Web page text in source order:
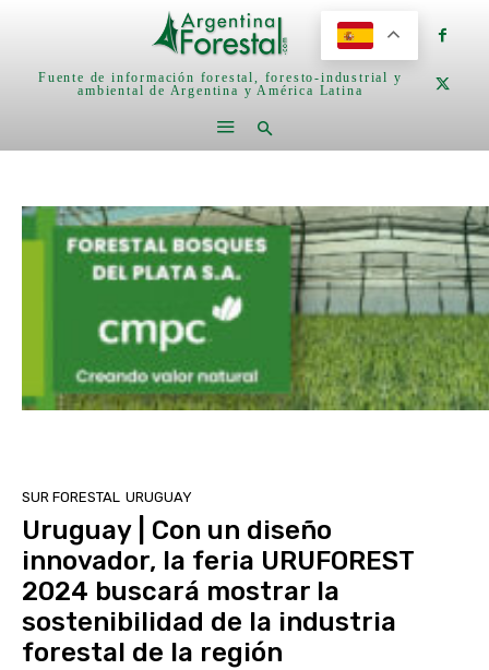
Fuente de información forestal, foresto-industrial y
ambiental de Argentina y América Latina
SUR FORESTAL URUGUAY
Uruguay | Con un diseño
innovador, la feria URUFOREST
2024 buscará mostrar la
sostenibilidad de la industria
forestal de la región